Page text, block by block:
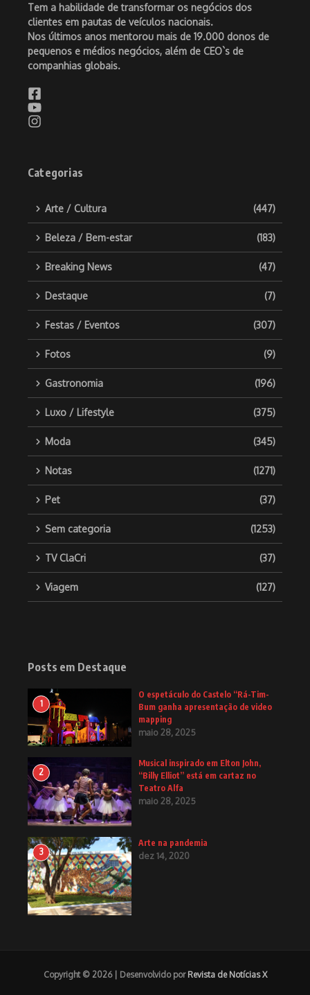
Tem a habilidade de transformar os negócios dos
clientes em pautas de veículos nacionais.
Nos últimos anos mentorou mais de 19.000 donos de
pequenos e médios negócios, além de CEO`s de
companhias globais.
Categorias
Arte / Cultura (447)
Beleza / Bem-estar (183)
Breaking News (47)
Destaque (7)
Festas / Eventos (307)
Fotos (9)
Gastronomia (196)
Luxo / Lifestyle (375)
Moda (345)
Notas (1271)
Pet (37)
Sem categoria (1253)
TV ClaCri (37)
Viagem (127)
Posts em Destaque
1
O espetáculo do Castelo “Rá-Tim-
Bum ganha apresentação de video
mapping
maio 28, 2025
2
Musical inspirado em Elton John,
“Billy Elliot” está em cartaz no
Teatro Alfa
maio 28, 2025
3
Arte na pandemia
dez 14, 2020
Copyright © 2026 | Desenvolvido por Revista de Notícias X